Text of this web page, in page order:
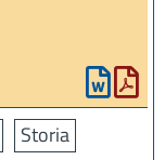
Storia